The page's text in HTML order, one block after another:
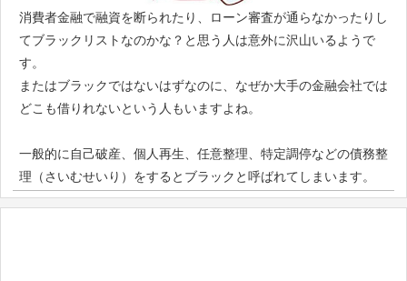
消費者金融で融資を断られたり、ローン審査が通らなかったりし
てブラックリストなのかな？と思う人は意外に沢山いるようで
す。
またはブラックではないはずなのに、なぜか大手の金融会社では
どこも借りれないという人もいますよね。
一般的に自己破産、個人再生、任意整理、特定調停などの債務整
理（さいむせいり）をするとブラックと呼ばれてしまいます。